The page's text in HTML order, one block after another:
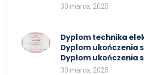
30 marca, 2025
Dyplom technika
Dyplom ukończenia
Dyplom ukończenia
30 marca, 2025